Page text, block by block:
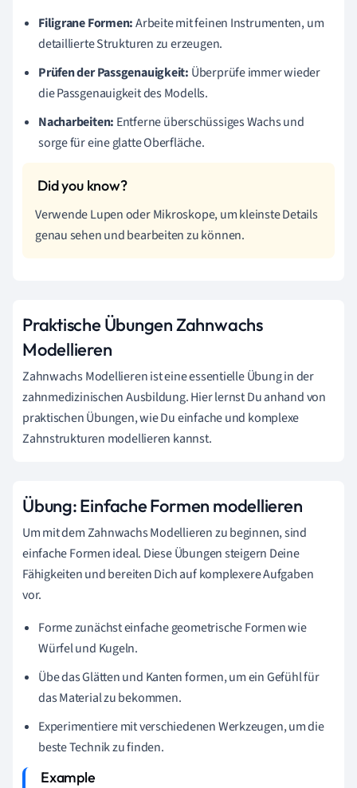
Filigrane Formen:Arbeite mit feinen Instrumenten, um
detaillierte Strukturen zu erzeugen.
Prüfen der Passgenauigkeit: Überprüfe immer wieder
die Passgenauigkeit des Modells.
Nacharbeiten: Entferne überschüssiges Wachs und
sorge für eine glatte Oberfläche.
Verwende Lupen oder Mikroskope, um kleinste Details
genau sehen und bearbeiten zu können.
Praktische Übungen Zahnwachs
Modellieren
Zahnwachs Modellieren ist eine essentielle Übung in der
zahnmedizinischen Ausbildung. Hier lernst Du anhand von
praktischen Übungen, wie Du einfache und komplexe
Zahnstrukturen modellieren kannst.
Übung: Einfache Formen modellieren
Um mit dem Zahnwachs Modellieren zu beginnen, sind
einfache Formen ideal. Diese Übungen steigern Deine
Fähigkeiten und bereiten Dich auf komplexere Aufgaben
vor.
Forme zunächst einfache geometrische Formen wie
Würfel und Kugeln.
Übe das Glätten und Kanten formen, um ein Gefühl für
das Material zu bekommen.
Experimentiere mit verschiedenen Werkzeugen, um die
beste Technik zu finden.